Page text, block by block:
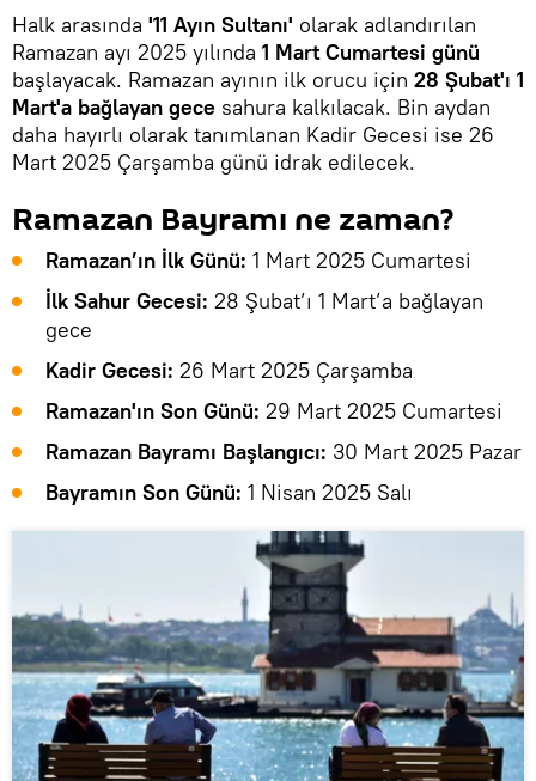
Halk arasında '11 Ayın Sultanı' olarak adlandırılan
Ramazan ayı 2025 yılında 1 Mart Cumartesi günü
başlayacak. Ramazan ayının ilk orucu için 28 Şubat'ı 1
Mart'a bağlayan gece sahura kalkılacak. Bin aydan
daha hayırlı olarak tanımlanan Kadir Gecesi ise 26
Mart 2025 Çarşamba günü idrak edilecek.
Ramazan Bayramı ne zaman?
Ramazan’ın İlk Günü: 1 Mart 2025 Cumartesi
İlk Sahur Gecesi: 28 Şubat’ı 1 Mart’a bağlayan
gece
Kadir Gecesi: 26 Mart 2025 Çarşamba
Ramazan'ın Son Günü: 29 Mart 2025 Cumartesi
Ramazan Bayramı Başlangıcı: 30 Mart 2025 Pazar
Bayramın Son Günü: 1 Nisan 2025 Salı